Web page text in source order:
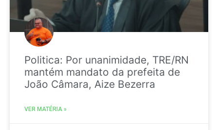
Politica: Por unanimidade, TRE/RN
mantém mandato da prefeita de
João Câmara, Aize Bezerra
VER MATÉRIA »